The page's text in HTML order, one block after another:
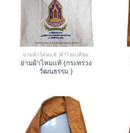
ย่ามผ้าไหมแท้ /ผ้าไหมเทียม
ย่ามผ้าไหมแท้ (กระทรวง
วัฒนธรรม )